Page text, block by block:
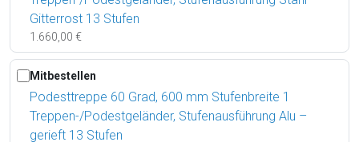
Gitterrost 13 Stufen
1.660,00 €
Mitbestellen
Podesttreppe 60 Grad, 600 mm Stufenbreite 1
Treppen-/Podestgeländer, Stufenausführung Alu –
gerieft 13 Stufen